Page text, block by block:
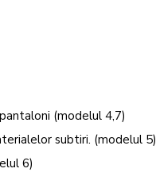
(modelul 4,7)
subtiri. (modelul 5)
6)